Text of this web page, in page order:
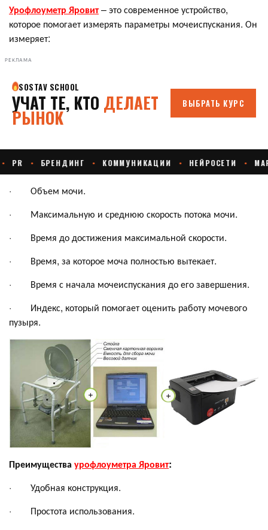
Урофлоуметр Яровит– это современное устройство,
которое помогает измерять параметры мочеиспускания. Он
измеряет:
РЕКЛАМА
· Объем мочи.
· Максимальную и среднюю скорость потока мочи.
· Время до достижения максимальной скорости.
· Время, за которое моча полностью вытекает.
· Время с начала мочеиспускания до его завершения.
· Индекс, который помогает оценить работу мочевого
пузыря.
Преимущества урофлоуметра Яровит:
· Удобная конструкция.
· Простота использования.